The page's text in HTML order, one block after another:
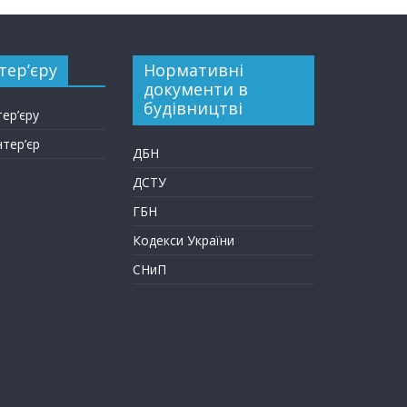
Нормативні
документи в
будівництві
ДБН
ДСТУ
ГБН
Кодекси України
СНиП